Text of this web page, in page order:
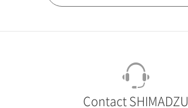
Contact SHIMADZU